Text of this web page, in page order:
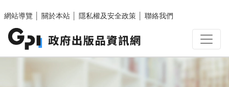
網站導覽
關於本站 隱私權及安全政策 聯絡我們